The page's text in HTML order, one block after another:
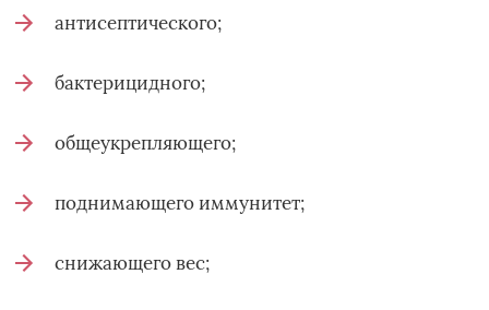
антисептического;
бактерицидного;
общеукрепляющего;
поднимающего иммунитет;
снижающего вес;